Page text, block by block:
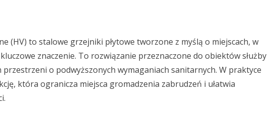
(HV) to stalowe grzejniki płytowe tworzone z myślą o miejscach, w
znaczenie. To rozwiązanie przeznaczone do obiektów służby
o podwyższonych wymaganiach sanitarnych. W praktyce
która ogranicza miejsca gromadzenia zabrudzeń i ułatwia